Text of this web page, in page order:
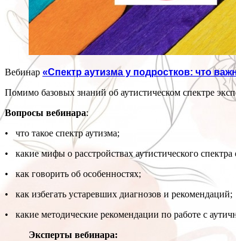
Вебинар «Спектр аутизма у подростков: что
Помимо базовых знаний об аутистическом спектре
Вопросы вебинара:
• что такое спектр аутизма;
• какие мифы о расстройствах аутистического
• как говорить об особенностях;
• как избегать устаревших диагнозов и рекомендаций;
• какие методические рекомендации по работе с
Эксперты вебинара: